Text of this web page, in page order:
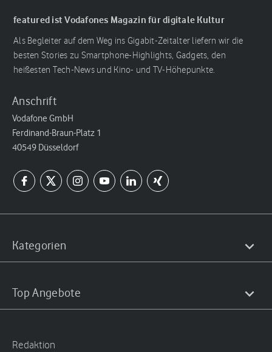
featured ist Vodafones Magazin für digitale Kultur
Als Begleiter auf dem Weg ins Gigabit-Zeitalter liefern wir die
besten Stories zu Smartphone-Highlights, Gadgets, den
heißesten Tech-News und Kino- und TV-Höhepunkte.
Anschrift
Vodafone GmbH
Ferdinand-Braun-Platz 1
40549 Düsseldorf
Kategorien
Top Angebote
Redaktion